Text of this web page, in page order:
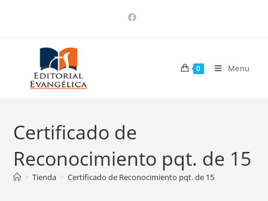
0 Menu
Certificado de
Reconocimiento pqt. de 15
> Tienda > Certificado de Reconocimiento pqt. de 15